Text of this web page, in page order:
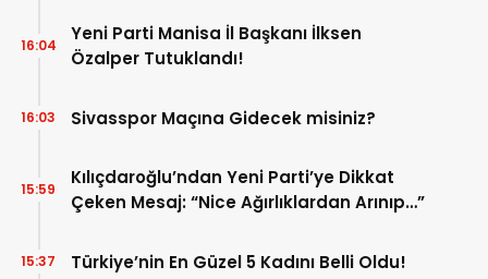
Yeni Parti Manisa İl Başkanı İlksen
Özalper Tutuklandı!
16:04
Sivasspor Maçına Gidecek misiniz?
16:03
Kılıçdaroğlu’ndan Yeni Parti’ye Dikkat
Çeken Mesaj: “Nice Ağırlıklardan Arınıp…”
15:59
Türkiye’nin En Güzel 5 Kadını Belli Oldu!
15:37